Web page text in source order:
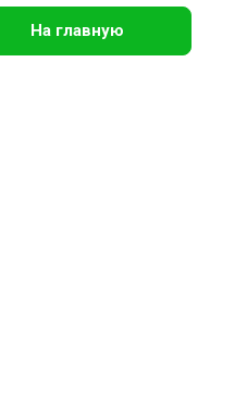
На главную